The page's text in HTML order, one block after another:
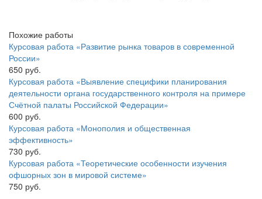
Похожие работы
Курсовая работа «Развитие рынка товаров в современной
России»
650 руб.
Курсовая работа «Выявление специфики планирования
деятельности органа государственного контроля на примере
Счётной палаты Российской Федерации»
600 руб.
Курсовая работа «Монополия и общественная
эффективность»
730 руб.
Курсовая работа «Теоретические особенности изучения
офшорных зон в мировой системе»
750 руб.